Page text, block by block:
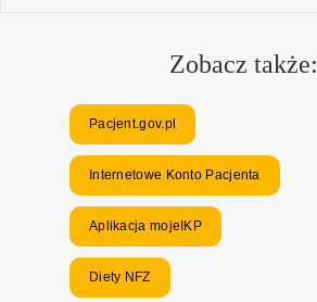
Zobacz także:
Pacjent.gov.pl
Internetowe Konto Pacjenta
Aplikacja mojeIKP
Diety NFZ